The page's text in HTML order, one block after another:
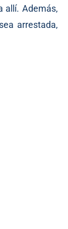
allí. Además,
arrestada,